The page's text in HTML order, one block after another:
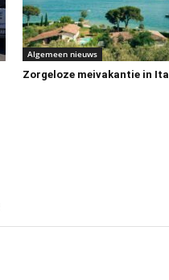
Algemeen nieuws
Zorgeloze meivakantie in